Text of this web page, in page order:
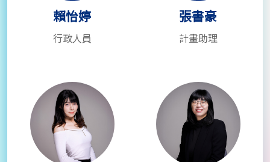
賴怡婷
行政人員
張書豪
計畫助理